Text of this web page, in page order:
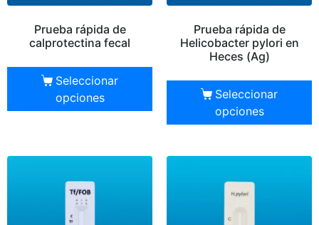
Prueba rápida de
calprotectina fecal
Seleccionar
opciones
Prueba rápida de
Helicobacter pylori en
Heces (Ag)
Seleccionar
opciones